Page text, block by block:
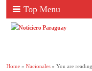
Top Menu
Home »Nacionales » You are